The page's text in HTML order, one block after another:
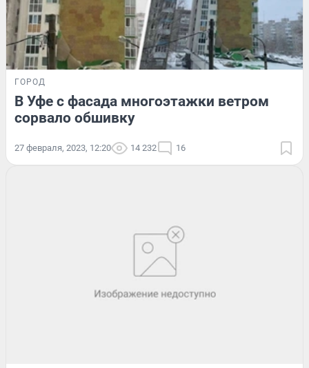
ГОРОД
В Уфе с фасада многоэтажки ветром
сорвало обшивку
27 февраля, 2023, 12:20 14 232 16